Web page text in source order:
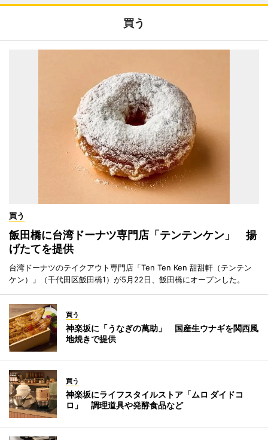
買う
買う
飯田橋に台湾ドーナツ専門店「テンテンケン」 揚
げたてを提供
台湾ドーナツのテイクアウト専門店「Ten Ten Ken 甜甜軒（テンテン
ケン）」（千代田区飯田橋1）が5月22日、飯田橋にオープンした。
買う
神楽坂に「うなぎの萬助」 国産生ウナギを関西風
地焼きで提供
買う
神楽坂にライフスタイルストア「ムロ ダイドコ
ロ」 調理道具や発酵食品など